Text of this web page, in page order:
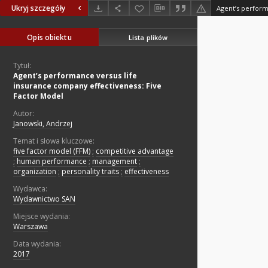
Ukryj szczegóły
Opis obiektu Lista plików
Tytuł:
Agent’s performance versus life
insurance company effectiveness: Five
Factor Model
Autor:
Janowski, Andrzej
Temat i słowa kluczowe:
five factor model (FFM) ; competitive advantage
; human performance ; management ;
organization ; personality traits ; effectiveness
Wydawca:
Wydawnictwo SAN
Miejsce wydania:
Warszawa
Data wydania:
2017